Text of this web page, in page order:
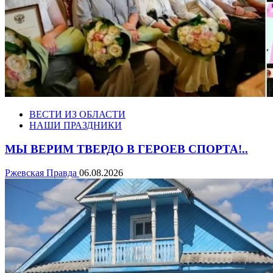
ВЕСТИ ИЗ ОБЛАСТИ
НАШИ ПРАЗДНИКИ
МЫ ВЕРИМ ТВЕРДО В ГЕРОЕВ СПОРТА!..
Ржевская Правда 06.08.2026